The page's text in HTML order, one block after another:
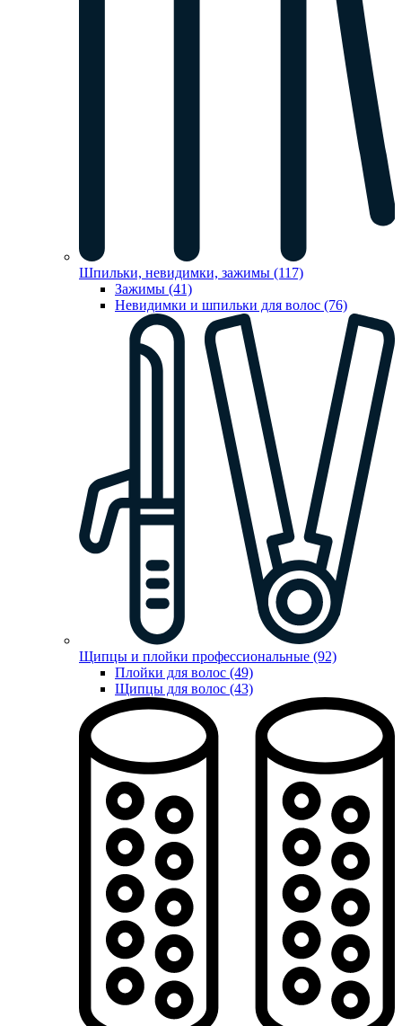
Шпильки, невидимки, зажимы (117)
Зажимы (41)
Невидимки и шпильки для волос (76)
Щипцы и плойки профессиональные (92)
Плойки для волос (49)
Щипцы для волос (43)